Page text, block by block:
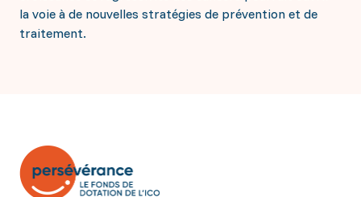
la voie à de nouvelles stratégies de prévention et de
traitement.